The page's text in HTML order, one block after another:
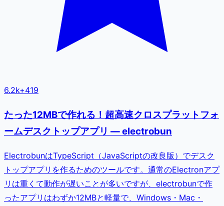
6.2k+419
たった12MBで作れる！超高速クロスプラットフォ
ームデスクトップアプリ — electrobun
ElectrobunはTypeScript（JavaScriptの改良版）でデスク
トップアプリを作るためのツールです。通常のElectronアプ
リは重くて動作が遅いことが多いですが、electrobunで作
ったアプリはわずか12MBと軽量で、Windows・Mac・